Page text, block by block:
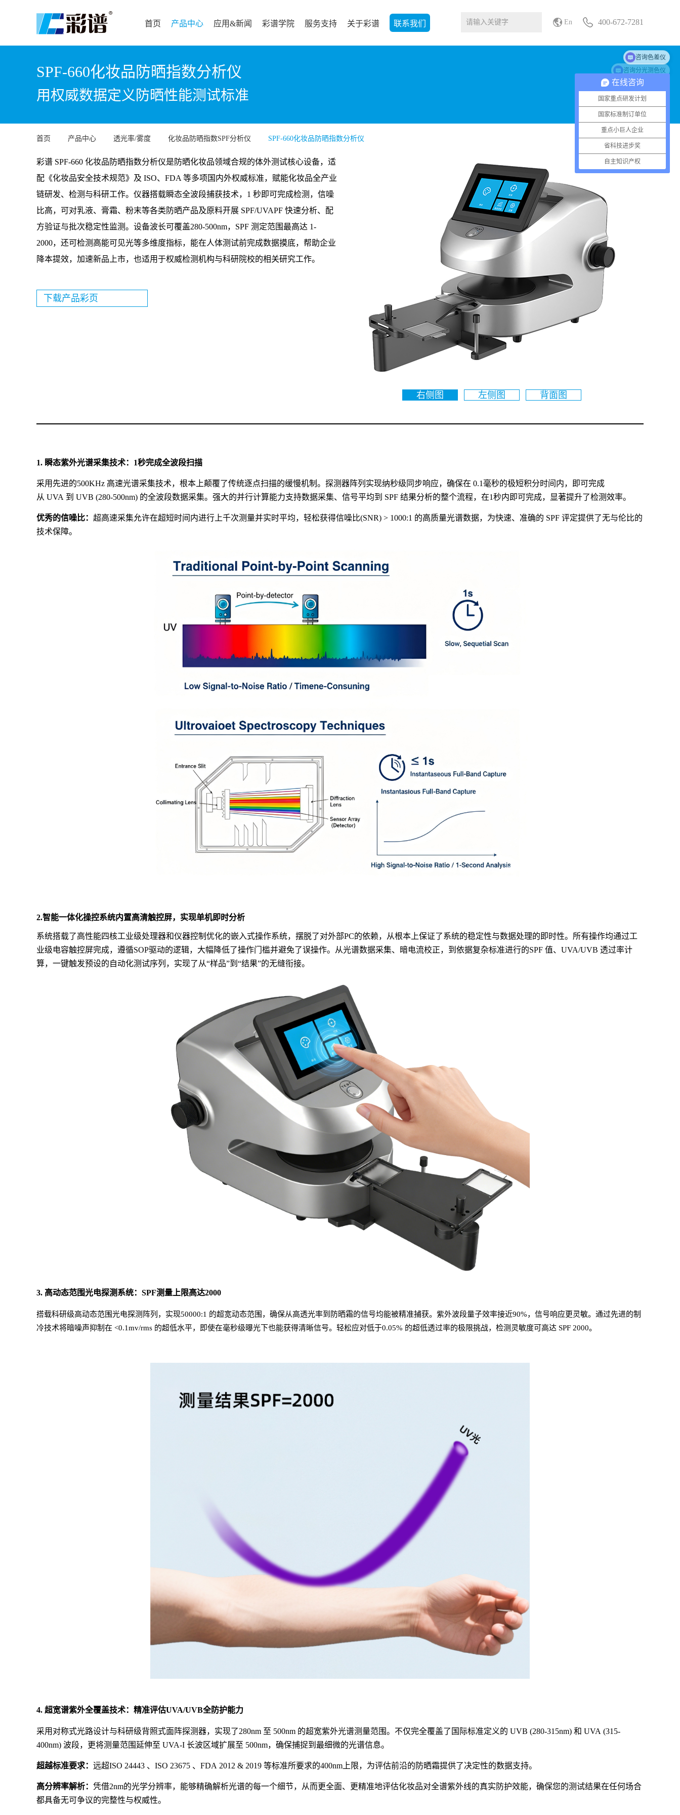
首页 产品中心 应用&新闻 彩谱学院 服务支持 关于彩谱 联系我们 En 400-672-7281
SPF-660化妆品防晒指数分析仪
用权威数据定义防晒性能测试标准
首页 产品中心 透光率/雾度 化妆品防晒指数SPF分析仪 SPF-660化妆品防晒指数分析仪
彩谱 SPF-660 化妆品防晒指数分析仪是防晒化妆品领域合规的体外测试核心设备，适
配《化妆品安全技术规范》及 ISO、FDA 等多项国内外权威标准，赋能化妆品全产业
链研发、检测与科研工作。仪器搭载瞬态全波段捕获技术，1 秒即可完成检测，信噪
比高，可对乳液、膏霜、粉末等各类防晒产品及原料开展 SPF/UVAPF 快速分析、配
方验证与批次稳定性监测。设备波长可覆盖280-500nm，SPF 测定范围最高达 1-
2000，还可检测高能可见光等多维度指标，能在人体测试前完成数据摸底，帮助企业
降本提效，加速新品上市，也适用于权威检测机构与科研院校的相关研究工作。
下载产品彩页
右侧图 左侧图 背面图
1. 瞬态紫外光谱采集技术：1秒完成全波段扫描
采用先进的500KHz 高速光谱采集技术，根本上颠覆了传统逐点扫描的缓慢机制。探测器阵列实现纳秒级同步响应，确保在 0.1毫秒的极短积分时间内，即可完成
从 UVA 到 UVB (280-500nm) 的全波段数据采集。强大的并行计算能力支持数据采集、信号平均到 SPF 结果分析的整个流程，在1秒内即可完成，显著提升了检测效率。
优秀的信噪比： 超高速采集允许在超短时间内进行上千次测量并实时平均，轻松获得信噪比(SNR) > 1000:1 的高质量光谱数据，为快速、准确的 SPF 评定提供了无与伦比的
技术保障。
2.智能一体化操控系统内置高清触控屏，实现单机即时分析
系统搭载了高性能四核工业级处理器和仪器控制优化的嵌入式操作系统，摆脱了对外部PC的依赖，从根本上保证了系统的稳定性与数据处理的即时性。所有操作均通过工
业级电容触控屏完成，遵循SOP驱动的逻辑， 大幅 降低了操作门槛并避免了误操作。从光谱数据采集、暗电流校正，到依据复杂标准进行的SPF 值、 UVA/UVB 透过率计
算，一键触发预设的自动化测试序列，实现了从“样品”到“结果”的无缝衔接。
3. 高动态范围光电探测系统： SPF测量上限高达2000
搭载科研级高动态范围光电探测阵列，实现50000:1 的超宽动态范围，确保从高透光率到 防晒霜的信号均能被精准捕获。紫外波段量子效率接近90%，信号响应更灵敏。通过先进的制
冷技术将暗噪声抑制在 <0.1mv/rms 的超低水平，即使在毫秒级曝光下也能获得清晰信号。轻松应对低于0.05% 的超低透过率的极限挑战，检测灵敏度可高达 SPF 2000。
4. 超宽谱紫外全覆盖技术：精准评估UVA/UVB全防护能力
采用对称式光路设计与科研级背照式面阵探测器，实现了280nm 至 500nm 的超宽紫外光谱测量范围。不仅完全覆盖了国际标准定义的 UVB (280-315nm) 和 UVA (315-
400nm) 波段，更将测量范围延伸至 UVA-I 长波区域扩展至 500nm，确保捕捉到最细微的光谱信息。
超越标准要求： 远超ISO 24443 、ISO 23675 、FDA 2012 & 2019 等标准所要求的400nm上限，为评估前沿的防晒霜提供了决定性的数据支持。
高分辨率解析： 凭借2nm的光学分辨率，能够精确解析光谱的每一个细节，从而更全面、更精准地评估化妆品对全谱紫外线的真实防护效能，确保您的测试结果在任何场合
都具备无可争议的完整性与权威性。
在线咨询
国家重点研发计划
国家标准制订单位
重点小巨人企业
省科技进步奖
自主知识产权
咨询分光测色仪